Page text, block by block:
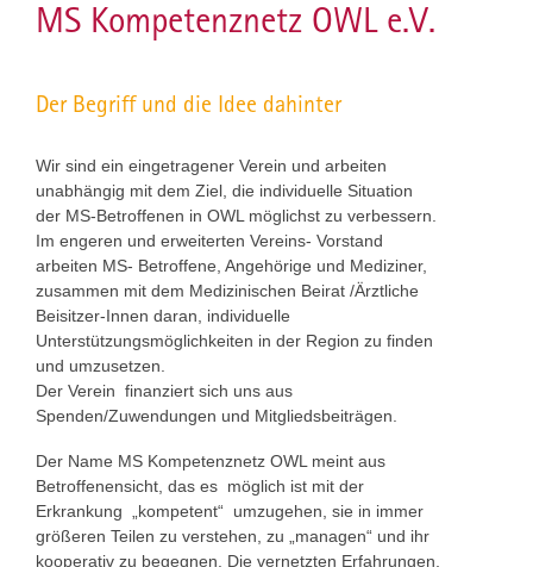
MS Kompetenznetz OWL e.V.
Der Begriff und die Idee dahinter
Wir sind ein eingetragener Verein und arbeiten
unabhängig mit dem Ziel, die individuelle Situation
der MS-Betroffenen in OWL möglichst zu verbessern.
Im engeren und erweiterten Vereins- Vorstand
arbeiten MS- Betroffene, Angehörige und Mediziner,
zusammen mit dem Medizinischen Beirat /Ärztliche
Beisitzer-Innen daran, individuelle
Unterstützungsmöglichkeiten in der Region zu finden
und umzusetzen.
Der Verein finanziert sich uns aus
Spenden/Zuwendungen und Mitgliedsbeiträgen.
Der Name MS Kompetenznetz OWL meint aus
Betroffenensicht, das es möglich ist mit der
Erkrankung „kompetent“ umzugehen, sie in immer
größeren Teilen zu verstehen, zu „managen“ und ihr
kooperativ zu begegnen. Die vernetzten Erfahrungen,